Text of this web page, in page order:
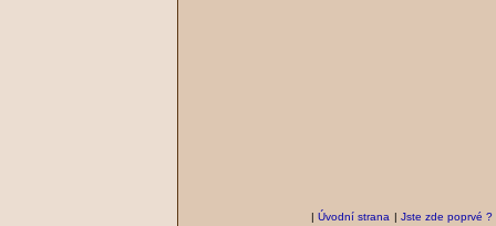
| Úvodní strana | Jste zde poprvé ?